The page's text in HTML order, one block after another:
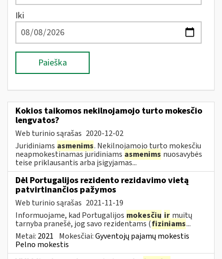
Iki
Paieška
Kokios taikomos nekilnojamojo turto mokesčio
lengvatos?
Web turinio sąrašas 2020-12-02
Juridiniams asmenims. Nekilnojamojo turto mokesčiu
neapmokestinamas juridiniams asmenims nuosavybės
teise priklausantis arba įsigyjamas...
Dėl Portugalijos rezidento rezidavimo vietą
patvirtinančios pažymos
Web turinio sąrašas 2021-11-19
Informuojame, kad Portugalijos mokesčių ir muitų
tarnyba pranešė, jog savo rezidentams (fiziniams...
Metai: 2021 Mokesčiai:Gyventojų pajamų mokestis
Pelno mokestis